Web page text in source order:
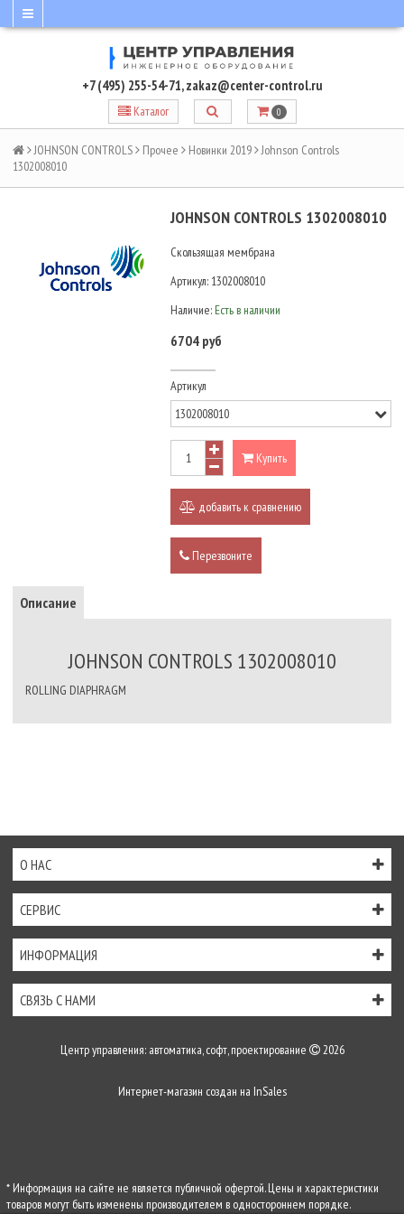
+7 (495) 255-54-71,zakaz@center-control.ru
Каталог 0
JOHNSON CONTROLS Прочее Новинки 2019
Johnson Controls
1302008010
JOHNSON CONTROLS 1302008010
Скользящая мембрана
Артикул: 1302008010
Наличие: Есть в наличии
6704 руб
Артикул
Купить
добавить к сравнению
Перезвоните
Описание
JOHNSON CONTROLS 1302008010
ROLLING DIAPHRAGM
О НАС
СЕРВИС
ИНФОРМАЦИЯ
СВЯЗЬ С НАМИ
Центр управления: автоматика, софт, проектирование 2026
Интернет-магазин создан на InSales
* Информация на сайте не является публичной офертой. Цены и характеристики
товаров могут быть изменены производителем в одностороннем порядке.